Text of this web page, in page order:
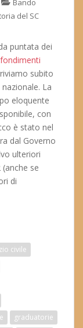
Bando
del SC
puntata dei
subito
La
eloquente
con
è stato nel
dal Governo
ulteriori
se
di
civile
graduatorie